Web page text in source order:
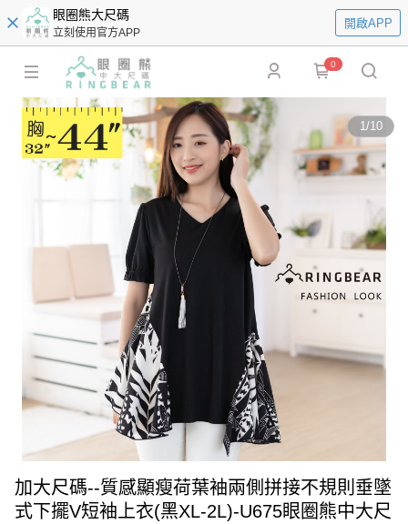
眼圈熊大尺碼
立刻使用官方APP
開啟APP
0
1/10
加大尺碼--質感顯瘦荷葉袖兩側拼接不規則垂墜
式下擺V短袖上衣(黑XL-2L)-U675眼圈熊中大尺